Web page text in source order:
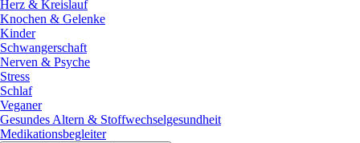
Herz & Kreislauf
Knochen & Gelenke
Kinder
Schwangerschaft
Nerven & Psyche
Stress
Schlaf
Veganer
Gesundes Altern & Stoffwechselgesundheit
Medikationsbegleiter